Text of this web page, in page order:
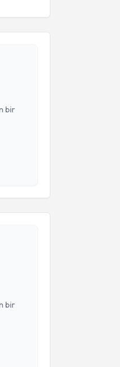
bir
Metni
bir
Metni